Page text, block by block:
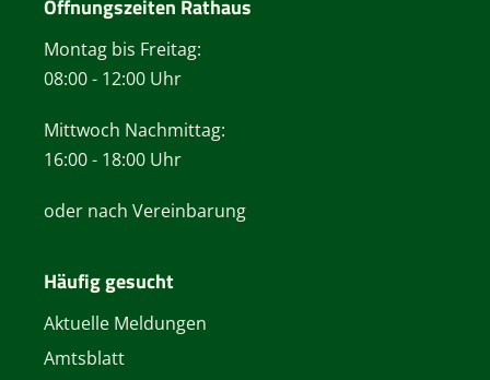
Öffnungszeiten Rathaus
Montag bis Freitag:
08:00 - 12:00 Uhr
Mittwoch Nachmittag:
16:00 - 18:00 Uhr
oder nach Vereinbarung
Häufig gesucht
Aktuelle Meldungen
Amtsblatt